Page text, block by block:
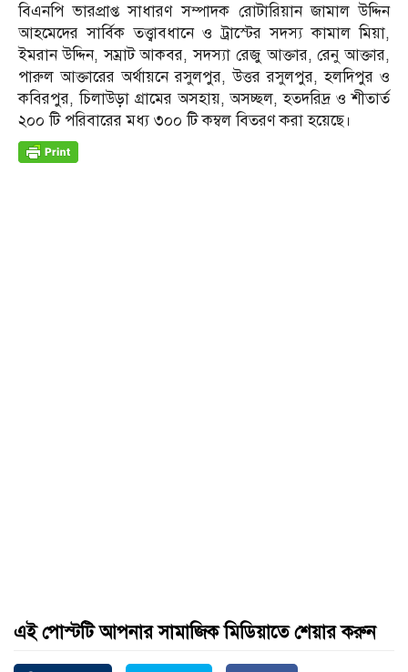
বিএনপি ভারপ্রাপ্ত সাধারণ সম্পাদক রোটারিয়ান জামাল উদ্দিন
আহমেদের সার্বিক তত্ত্বাবধানে ও ট্রাস্টের সদস্য কামাল মিয়া,
ইমরান উদ্দিন, সম্রাট আকবর, সদস্যা রেজু আক্তার, রেনু আক্তার,
পারুল আক্তারের অর্থায়নে রসুলপুর, উত্তর রসুলপুর, হলদিপুর ও
কবিরপুর, চিলাউড়া গ্রামের অসহায়, অসচ্ছল, হতদরিদ্র ও শীতার্ত
২০০ টি পরিবারের মধ্য ৩০০ টি কম্বল বিতরণ করা হয়েছে।
এই পোস্টটি আপনার সামাজিক মিডিয়াতে শেয়ার করুন